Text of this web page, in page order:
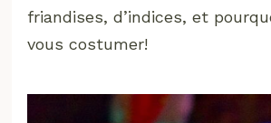
friandises, d’indices, et
vous costumer!